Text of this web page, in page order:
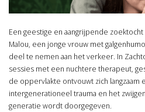
Een geestige en aangrijpende zoektocht
Malou, een jonge vrouw met
deel te nemen aan het verkeer. In
sessies met een nuchtere therapeut,
de oppervlakte ontvouwt zich langzaam
intergenerationeel trauma en het
generatie wordt doorgegeven.